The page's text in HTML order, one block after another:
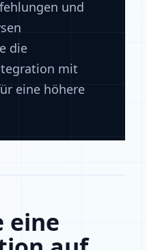
und
die
mit
eine höhere
eine